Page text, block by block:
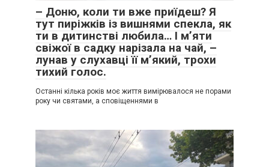
– Доню, коли ти вже приїдеш? Я
тут пиріжків із вишнями спекла, як
ти в дитинстві любила… І м’яти
свіжої в садку нарізала на чай, –
лунав у слухавці її м’який, трохи
тихий голос.
Останні кілька років моє життя вимірювалося не порами
року чи святами, а сповіщеннями в